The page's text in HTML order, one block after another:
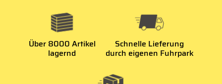
Über 8000 Artikel
lagernd
Schnelle Lieferung
durch eigenen Fuhrpark